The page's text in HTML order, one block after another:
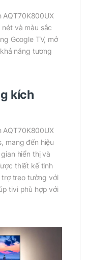
AQT70K800UX
và màu sắc
Google TV, mở
năng tương
kích
AQT70K800UX
mang đến hiệu
hiển thị và
thiết kế tinh
trợ treo tường với
tivi phù hợp với